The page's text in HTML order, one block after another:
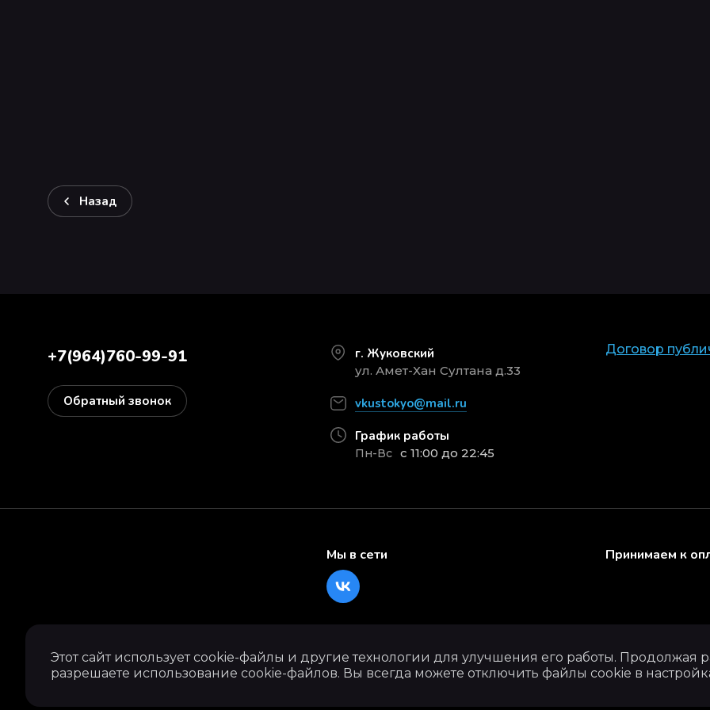
Назад
+7(964)760-99-91
Обратный звонок
г. Жуковский
ул. Амет-Хан Султана д.33
vkustokyo@mail.ru
График работы
Пн-Вс с 11:00 до 22:45
Договор
Вкус современной Японии
Мы в сети Принимаем к
Этот сайт использует cookie-файлы и другие технологии для улучшения его работы. Продолжая
разрешаете использование cookie-файлов. Вы всегда можете отключить файлы cookie в